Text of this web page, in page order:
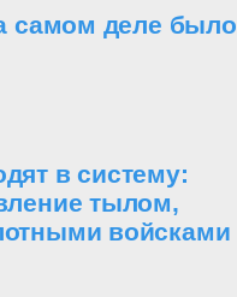
самом деле было
в систему:
тылом,
войсками